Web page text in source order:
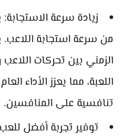
زيادة سرعة
من سرعة استجابة اللاعب.
الزمني بين تحركات
اللعبة، مما يعزز الأداء
تنافسية على المنافسين.
توفير تجربة أفضل